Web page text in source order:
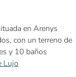
en Arenys
con un terreno de
y 10 baños
Lujo